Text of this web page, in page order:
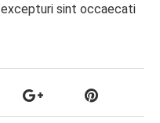
sint occaecati